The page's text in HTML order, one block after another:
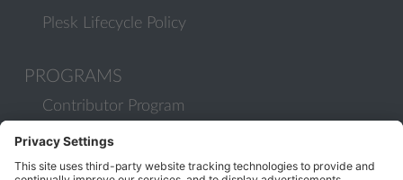
Plesk Lifecycle Policy
PROGRAMS
Contributor Program
Partner Program